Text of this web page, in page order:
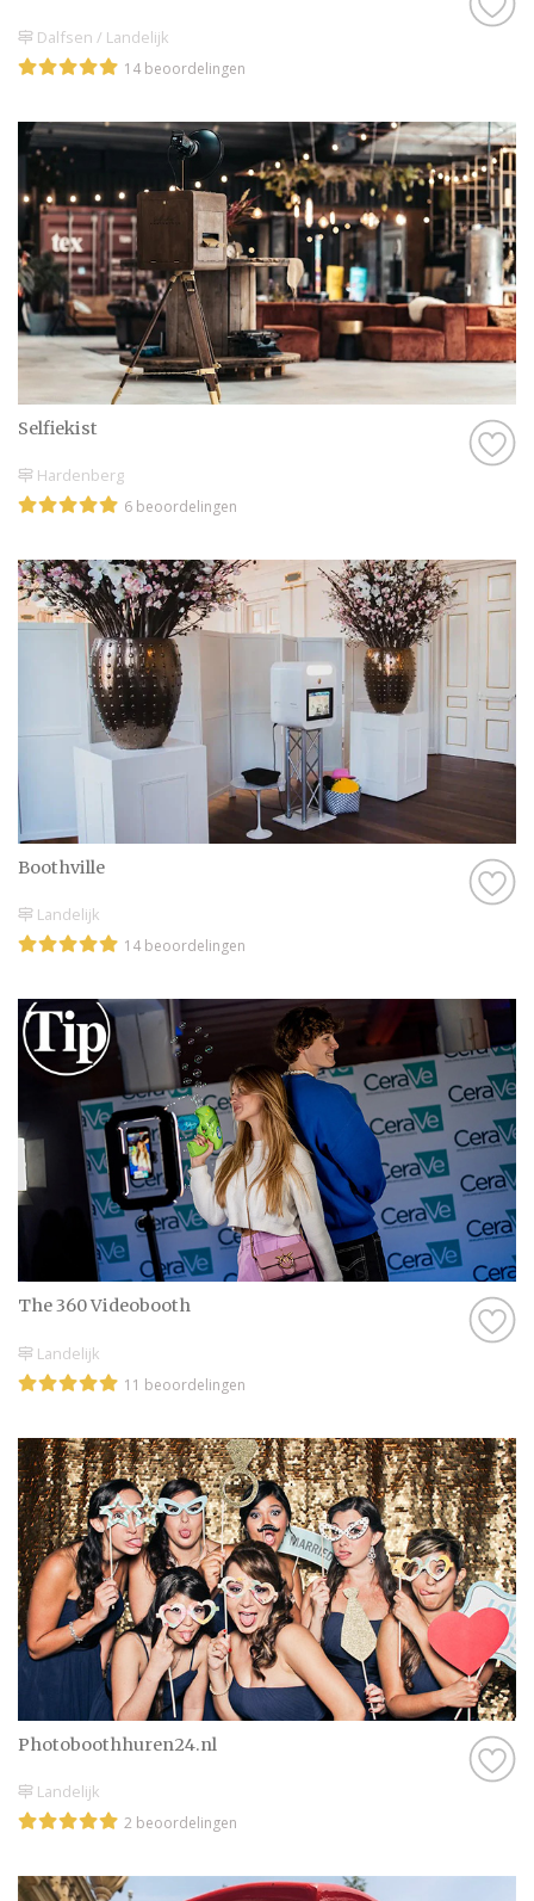
Dalfsen / Landelijk
14 beoordelingen
Selfiekist
Hardenberg
6 beoordelingen
Boothville
Landelijk
14 beoordelingen
The 360 Videobooth
Landelijk
11 beoordelingen
Photoboothhuren24.nl
Landelijk
2 beoordelingen